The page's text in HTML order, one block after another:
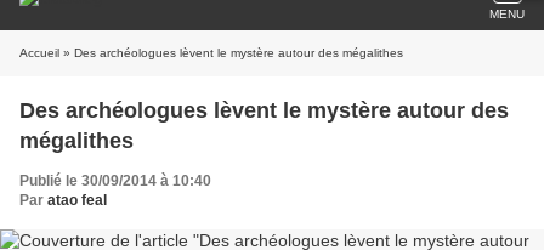
MENU
Accueil » Des archéologues lèvent le mystère autour des mégalithes
Des archéologues lèvent le mystère autour des
mégalithes
Publié le 30/09/2014 à 10:40
Par atao feal